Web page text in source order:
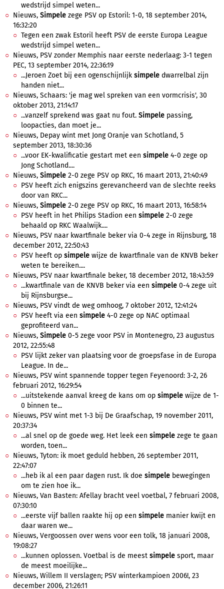
wedstrijd simpel weten...
Nieuws, Simpele zege PSV op Estoril: 1-0, 18 september 2014,
16:32:20
Tegen een zwak Estoril heeft PSV de eerste Europa League
wedstrijd simpel weten...
Nieuws, PSV zonder Memphis naar eerste nederlaag: 3-1 tegen
PEC, 13 september 2014, 22:36:19
...Jeroen Zoet bij een ogenschijnlijk simpele dwarrelbal zijn
handen niet...
Nieuws, Schaars: 'je mag wel spreken van een vormcrisis', 30
oktober 2013, 21:14:17
...vanzelf sprekend was gaat nu fout. Simpele passing,
loopacties, dan moet je...
Nieuws, Depay wint met Jong Oranje van Schotland, 5
september 2013, 18:30:36
...voor EK-kwalificatie gestart met een simpele 4-0 zege op
Jong Schotland....
Nieuws, Simpele 2-0 zege PSV op RKC, 16 maart 2013, 21:40:49
PSV heeft zich enigszins gerevancheerd van de slechte reeks
door van RKC...
Nieuws, Simpele 2-0 zege PSV op RKC, 16 maart 2013, 16:58:14
PSV heeft in het Philips Stadion een simpele 2-0 zege
behaald op RKC Waalwijk....
Nieuws, PSV naar kwartfinale beker via 0-4 zege in Rijnsburg, 18
december 2012, 22:50:43
PSV heeft op simpele wijze de kwartfinale van de KNVB beker
weten te bereiken....
Nieuws, PSV naar kwartfinale beker, 18 december 2012, 18:43:59
...kwartfinale van de KNVB beker via een simpele 0-4 zege uit
bij Rijnsburgse...
Nieuws, PSV vindt de weg omhoog, 7 oktober 2012, 12:41:24
PSV heeft via een simpele 4-0 zege op NAC optimaal
geprofiteerd van...
Nieuws, Simpele 0-5 zege voor PSV in Montenegro, 23 augustus
2012, 22:55:48
PSV lijkt zeker van plaatsing voor de groepsfase in de Europa
League. In de...
Nieuws, PSV wint spannende topper tegen Feyenoord: 3-2, 26
februari 2012, 16:29:54
...uitstekende aanval kreeg de kans om op simpele wijze de 1-
0 binnen te...
Nieuws, PSV wint met 1-3 bij De Graafschap, 19 november 2011,
20:37:34
...al snel op de goede weg. Het leek een simpele zege te gaan
worden, toen...
Nieuws, Tyton: ik moet geduld hebben, 26 september 2011,
22:47:07
...heb ik al een paar dagen rust. Ik doe simpele bewegingen
om te zien hoe ik...
Nieuws, Van Basten: Afellay bracht veel voetbal, 7 februari 2008,
07:30:10
...eerste vijf ballen raakte hij op een simpele manier kwijt en
daar waren we...
Nieuws, Vergoossen over wens voor een tolk, 18 januari 2008,
19:08:27
...kunnen oplossen. Voetbal is de meest simpele sport, maar
de meest moeilijke...
Nieuws, Willem II verslagen; PSV winterkampioen 2006!, 23
december 2006, 21:26:11